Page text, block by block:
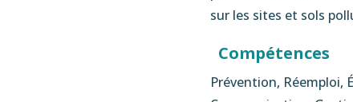
sur les sites et sols
Compétences
Prévention, Réemploi,